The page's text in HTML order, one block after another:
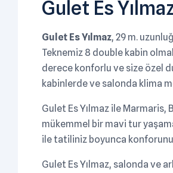
Gulet Es
Gulet Es Yılmaz, 29 m.
Teknemiz 8 double kabin
derece konforlu ve size özel
kabinlerde ve salonda klima
Gulet Es Yılmaz ile
mükemmel bir mavi tur
ile tatiliniz boyunca
Gulet Es Yılmaz, salonda ve